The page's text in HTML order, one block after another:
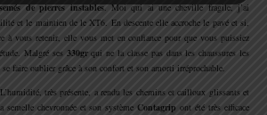
de pierres instables. Moi qui ai une cheville fragile, j’ai
et le maintien de le XT6. En descente elle accroche le pavé et si,
à vous retenir, elle vous met en confiance pour que vous puissiez
Malgré ses 330grqui ne la classe pas dans les chaussures les
faire oublier grâce à son confort et son amorti irréprochable.
très présente, a rendu les chemins et cailloux glissants et
semelle chevronnée et son systèmeContagrip ont été très efficace